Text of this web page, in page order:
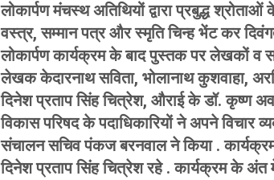
लोकार्पण मंचस्थ अतिथियों द्वारा प्रबुद्ध
वस्त्र, सम्मान पत्र और स्मृति चिन्ह भेंट कर
लोकार्पण कार्यक्रम के बाद पुस्तक पर लेखकों व
लेखक केदारनाथ सविता, भोलानाथ कुशवाहा,
दिनेश प्रताप सिंह चित्रेश, औराई के डॉ. कृष्ण
विकास परिषद के पदाधिकारियों ने अपने
संचालन सचिव पंकज बरनवाल ने किया .
दिनेश प्रताप सिंह चित्रेश रहे . कार्यक्रम के अंत